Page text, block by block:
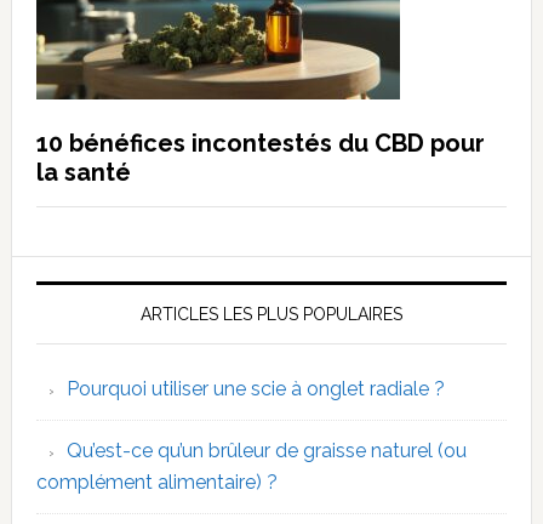
10 bénéfices incontestés du CBD pour
la santé
ARTICLES LES PLUS POPULAIRES
Pourquoi utiliser une scie à onglet radiale ?
Qu’est-ce qu’un brûleur de graisse naturel (ou
complément alimentaire) ?